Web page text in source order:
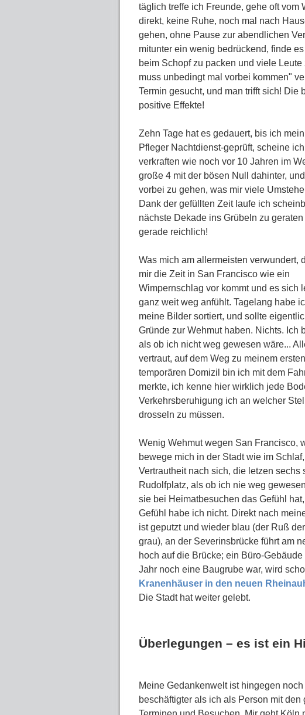
täglich treffe ich Freunde, gehe oft vom
direkt, keine Ruhe, noch mal nach
gehen, ohne Pause zur abendlichen
mitunter ein wenig bedrückend, finde
beim Schopf zu packen und viele
muss unbedingt mal vorbei kommen"
Termin gesucht, und man trifft sich!
positive Effekte!
Zehn Tage hat es gedauert, bis ich
Pfleger Nachtdienst-geprüft, scheine
verkraften wie noch vor 10 Jahren im
große 4 mit der bösen Null dahinter,
vorbei zu gehen, was mir viele
Dank der gefüllten Zeit laufe ich
nächste Dekade ins Grübeln zu
gerade reichlich!
Was mich am allermeisten verwundert,
mir die Zeit in San Francisco wie ein
Wimpernschlag vor kommt und es sich
ganz weit weg anfühlt. Tagelang habe
meine Bilder sortiert, und sollte
Gründe zur Wehmut haben. Nichts. Ich
als ob ich nicht weg gewesen wäre...
vertraut, auf dem Weg zu meinem ersten
temporären Domizil bin ich mit dem
merkte, ich kenne hier wirklich jede
Verkehrsberuhigung ich an welcher
drosseln zu müssen.
Wenig Wehmut wegen San Francisco,
bewege mich in der Stadt wie im
Vertrautheit nach sich, die letzen
Rudolfplatz, als ob ich nie weg
sie bei Heimatbesuchen das Gefühl
Gefühl habe ich nicht. Direkt nach
ist geputzt und wieder blau (der Ruß
grau), an der Severinsbrücke führt am
hoch auf die Brücke; ein Büro-
Jahr noch eine Baugrube war, wird
Kranenhäuser in den neuen
Die Stadt hat weiter gelebt.
Überlegungen – es ist ein
Meine Gedankenwelt ist hingegen noch
beschäftigter als ich als Person mit den